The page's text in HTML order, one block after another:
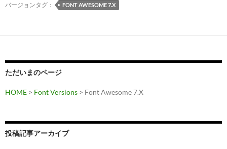
バージョンタグ： FONT AWESOME 7.X
ただいまのページ
HOME > Font Versions > Font Awesome 7.X
投稿記事アーカイブ